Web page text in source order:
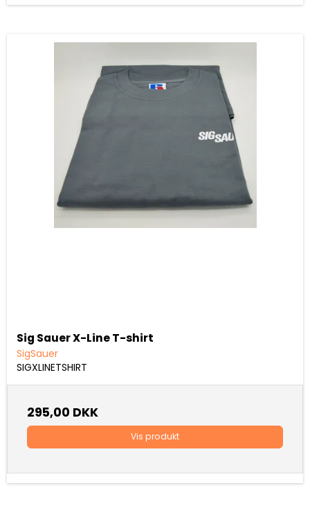
Sig Sauer X-Line T-shirt
SigSauer
SIGXLINETSHIRT
295,00 DKK
Vis produkt